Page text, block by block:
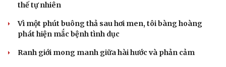
thế tự nhiên
Vì một phút buông thả sau hơi men, tôi bàng hoàng
phát hiện mắc bệnh tình dục
Ranh giới mong manh giữa hài hước và phản cảm